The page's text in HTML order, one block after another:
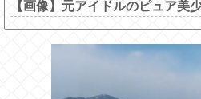
【画像】元アイドルのピュア美